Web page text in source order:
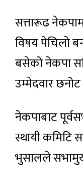
सत्तारूढ
विषय पेचिलो
बसेको नेकपा
उम्मेदवार
नेकपाबाट
स्थायी कमिटि
भुसालले